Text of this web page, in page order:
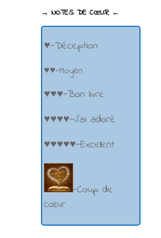
→ NOTES DE CŒUR ←
♥-Déception
♥♥-Moyen
♥♥♥-Bon livre
♥♥♥♥-J'ai adoré
♥♥♥♥♥-Excellent
-Coup de
cœur